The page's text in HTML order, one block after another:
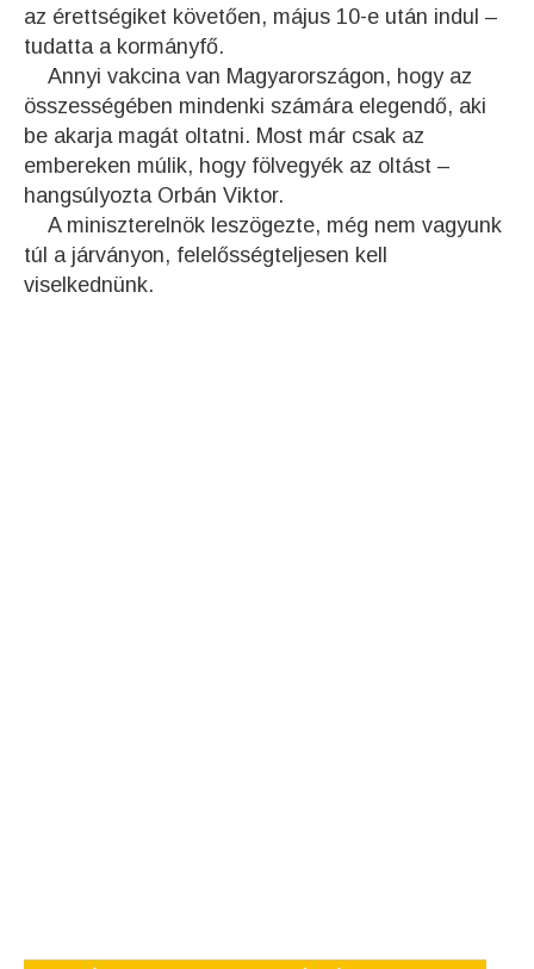
az érettségiket követően, május 10-e után indul –
tudatta a kormányfő.
Annyi vakcina van Magyarországon, hogy az
összességében mindenki számára elegendő, aki
be akarja magát oltatni. Most már csak az
embereken múlik, hogy fölvegyék az oltást –
hangsúlyozta Orbán Viktor.
A miniszterelnök leszögezte, még nem vagyunk
túl a járványon, felelősségteljesen kell
viselkednünk.